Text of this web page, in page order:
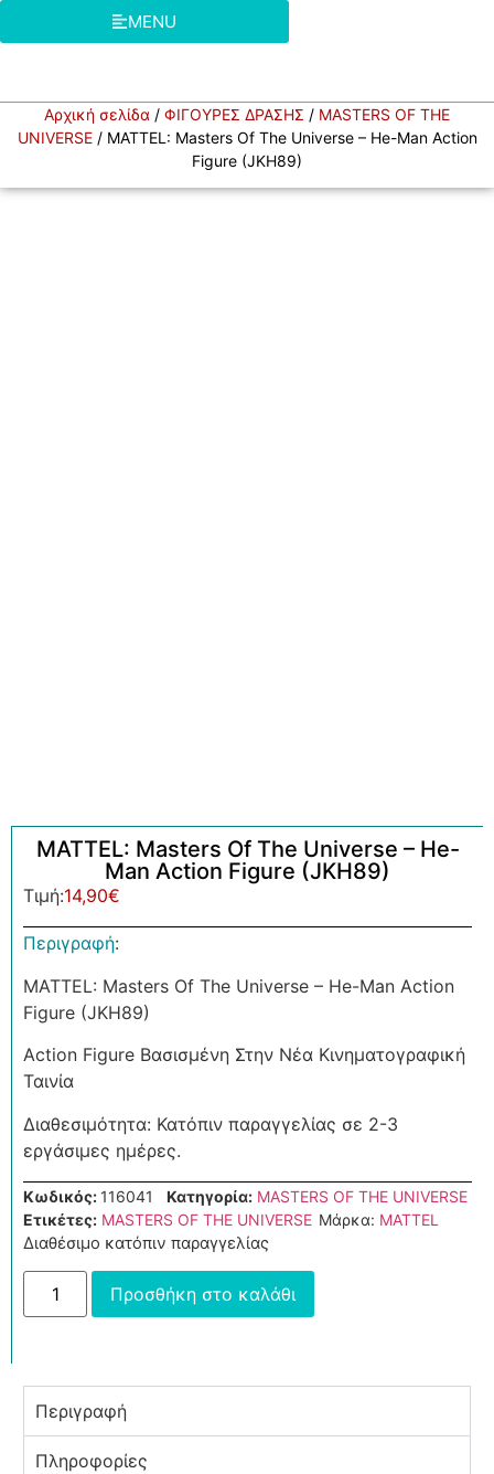
MENU
Αρχική σελίδα / ΦΙΓΟΥΡΕΣ ΔΡΑΣΗΣ / MASTERS OF THE
UNIVERSE/ MATTEL: Masters Of The Universe – He-Man Action
Figure (JKH89)
MATTEL: Masters Of The Universe – He-
Man Action Figure (JKH89)
Τιμή:14,90€
Περιγραφή:
MATTEL: Masters Of The Universe – He-Man Action
Figure (JKH89)
Action Figure Βασισμένη Στην Νέα Κινηματογραφική
Ταινία
Διαθεσιμότητα: Κατόπιν παραγγελίας σε 2-3
εργάσιμες ημέρες.
Κωδικός: 116041 Κατηγορία: MASTERS OF THE UNIVERSE
Ετικέτες: MASTERS OF THE UNIVERSE Μάρκα: MATTEL
Διαθέσιμο κατόπιν παραγγελίας
Προσθήκη στο καλάθι
Περιγραφή
Πληροφορίες